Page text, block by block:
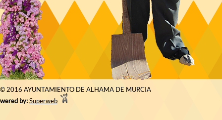
© 2016 AYUNTAMIENTO DE ALHAMA DE MURCIA
by:Superweb